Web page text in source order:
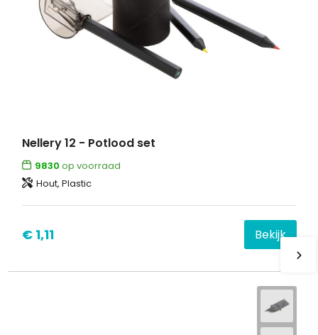
Nellery 12 - Potlood set
9830 op voorraad
Hout, Plastic
€ 1,11 Bekijk